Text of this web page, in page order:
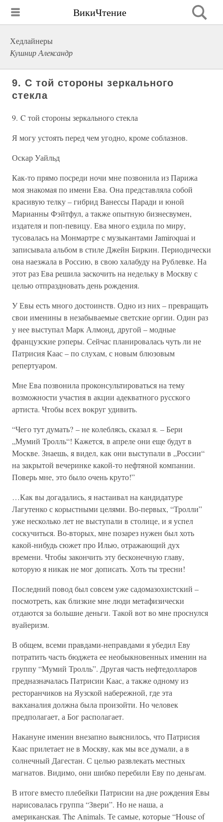
ВикиЧтение
Хедлайнеры
Кушнир Александр
9. C той стороны зеркального
стекла
9. C той стороны зеркального стекла
Я могу устоять перед чем угодно, кроме соблазнов.
Оскар Уайльд
Как-то прямо посреди ночи мне позвонила из Парижа
моя знакомая по имени Ева. Она представляла собой
красивую телку – гибрид Ванессы Паради и юной
Марианны Фэйтфул, а также опытную бизнесвумен,
издателя и поп-певицу. Ева много ездила по миру,
тусовалась на Монмартре с музыкантами Jamiroquai и
записывала альбом в стиле Джейн Биркин. Периодически
она наезжала в Россию, в свою халабуду на Рублевке. На
этот раз Ева решила заскочить на недельку в Москву с
целью отпраздновать день рождения.
У Евы есть много достоинств. Одно из них – превращать
свои именины в незабываемые светские оргии. Один раз
у нее выступал Марк Алмонд, другой – модные
французские рэперы. Сейчас планировалась чуть ли не
Патрисия Каас – по слухам, с новым блюзовым
репертуаром.
Мне Ева позвонила проконсультироваться на тему
возможности участия в акции адекватного русского
артиста. Чтобы всех вокруг удивить.
“Чего тут думать? – не колеблясь, сказал я. – Бери
„Мумий Тролль“! Кажется, в апреле они еще будут в
Москве. Знаешь, я видел, как они выступали в „России“
на закрытой вечеринке какой-то нефтяной компании.
Поверь мне, это было очень круто!”
…Как вы догадались, я настаивал на кандидатуре
Лагутенко с корыстными целями. Во-первых, “Тролли”
уже несколько лет не выступали в столице, и я успел
соскучиться. Во-вторых, мне позарез нужен был хоть
какой-нибудь сюжет про Илью, отражающий дух
времени. Чтобы закончить эту бесконечную главу,
которую я никак не мог дописать. Хоть ты тресни!
Последний повод был совсем уже садомазохистский –
посмотреть, как близкие мне люди метафизически
отдаются за большие деньги. Такой вот во мне проснулся
вуайеризм.
В общем, всеми правдами-неправдами я убедил Еву
потратить часть бюджета ее необыкновенных именин на
группу “Мумий Тролль”. Другая часть нефтедолларов
предназначалась Патрисии Каас, а также одному из
ресторанчиков на Яузской набережной, где эта
вакханалия должна была произойти. Но человек
предполагает, а Бог располагает.
Накануне именин внезапно выяснилось, что Патрисия
Каас прилетает не в Москву, как мы все думали, а в
солнечный Дагестан. С целью развлекать местных
магнатов. Видимо, они шибко перебили Еву по деньгам.
В итоге вместо плебейки Патрисии на дне рождения Евы
нарисовалась группа “Звери”. Но не наша, а
американская. The Animals. Те самые, которые “House of